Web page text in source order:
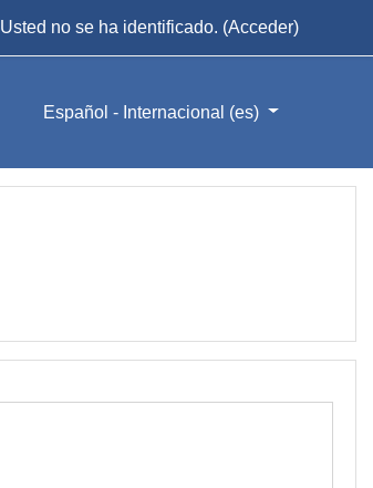
Usted no se ha identificado. (Acceder)
Español - Internacional ‎(es)‎